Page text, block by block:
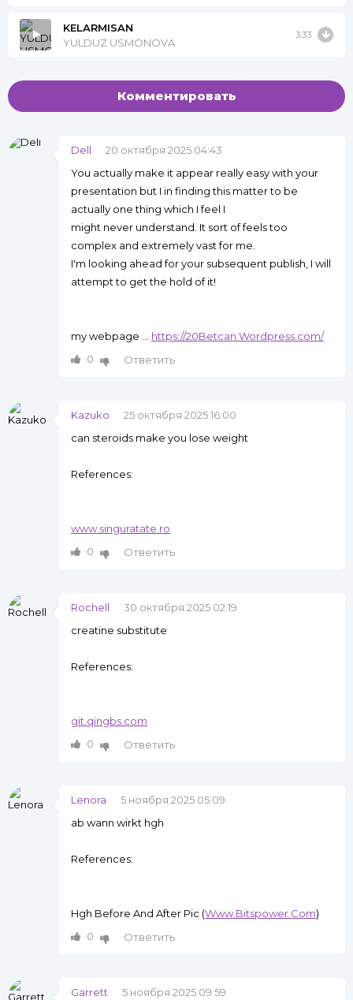
KELARMISAN
YULDUZ USMONOVA
3:33
Комментировать
Dell
20 октября 2025 04:43
You actually make it appear really easy with your
presentation but I in finding this matter to be
actually one thing which I feel I
might never understand. It sort of feels too
complex and extremely vast for me.
I'm looking ahead for your subsequent publish, I will
attempt to get the hold of it!
my webpage ... https://20Betcan.Wordpress.com/
0
Ответить
Kazuko
25 октября 2025 16:00
can steroids make you lose weight
References:
www.singuratate.ro
0
Ответить
Rochell
30 октября 2025 02:19
creatine substitute
References:
git.qingbs.com
0
Ответить
Lenora
5 ноября 2025 05:09
ab wann wirkt hgh
References:
Hgh Before And After Pic (Www.Bitspower.Com)
0
Ответить
Garrett
5 ноября 2025 09:59